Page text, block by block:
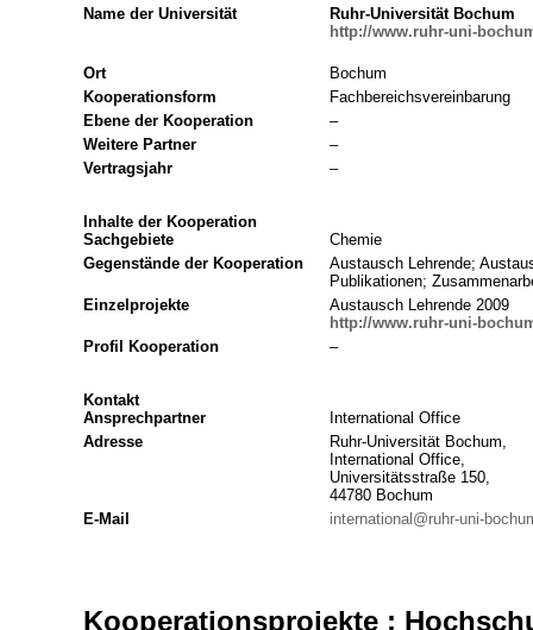
Name der Universität
Ruhr-Universität Bochum
http://www.ruhr-uni-
Ort
Bochum
Kooperationsform
Fachbereichsvereinbarung
Ebene der Kooperation
–
Weitere Partner
–
Vertragsjahr
–
Inhalte der Kooperation
Sachgebiete
Chemie
Gegenstände der Kooperation
Austausch Lehrende;
Publikationen;
Einzelprojekte
Austausch Lehrende 2009
http://www.ruhr-uni-
Profil Kooperation
–
Kontakt
Ansprechpartner
International Office
Adresse
Ruhr-Universität Bochum,
International Office,
Universitätsstraße 150,
44780 Bochum
E-Mail
international@ruhr-uni-
Kooperationsprojekte :